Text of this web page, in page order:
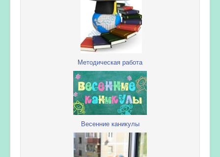
Методическая работа
Весенние каникулы